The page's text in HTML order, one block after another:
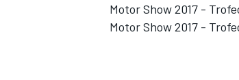
Motor Show 2017 -
Motor Show 2017 -